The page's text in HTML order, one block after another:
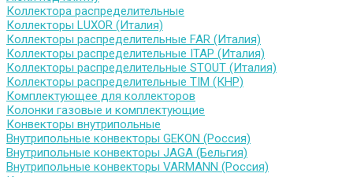
Коллектора распределительные
Коллекторы LUXOR (Италия)
Коллекторы распределительные FAR (Италия)
Коллекторы распределительные ITAP (Италия)
Коллекторы распределительные STOUT (Италия)
Коллекторы распределительные TIM (КНР)
Комплектующее для коллекторов
Колонки газовые и комплектующие
Конвекторы внутрипольные
Внутрипольные конвекторы GEKON (Россия)
Внутрипольные конвекторы JAGA (Бельгия)
Внутрипольные конвекторы VARMANN (Россия)